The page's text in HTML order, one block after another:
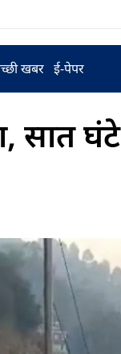
खबर ई-पेपर
सात घंटे